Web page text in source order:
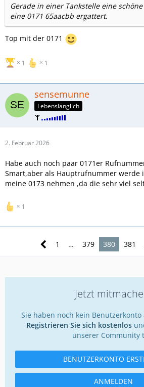
Gerade in einer Tankstelle eine
eine 0171 65aacbb ergattert.
Top mit der 0171
1 1
sensemunne
Lebenslänglich
2. Februar 2026
Habe auch noch paar 0171er
Smart,aber als Hauptrufnummer werde
meine 0173 nehmen ,da die sehr viel
1
1 … 379 380 381
Jetzt
Sie haben noch kein
Registrieren Sie sich kostenlos
unserer Community
BENUTZERKONTO
ANMELDEN